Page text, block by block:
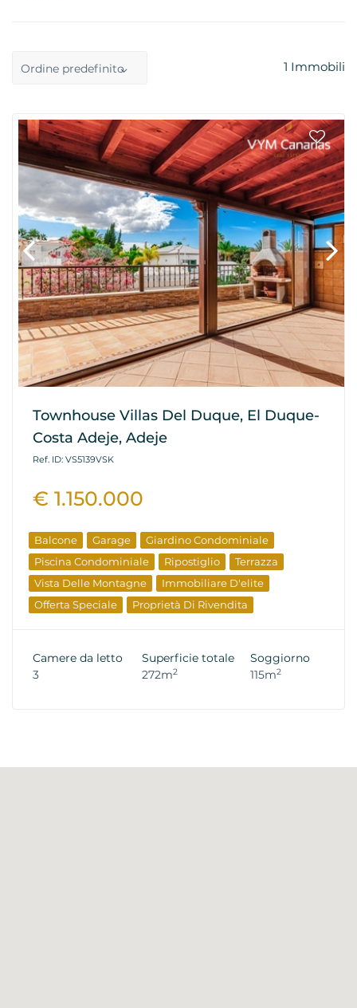
Ordine predefinito 1 Immobili
Townhouse Villas Del Duque, El Duque-
Costa Adeje, Adeje
Ref. ID: VS5139VSK
€ 1.150.000
Balcone Garage
Giardino Condominiale
Piscina Condominiale
Ripostiglio
Terrazza
Vista Delle Montagne
Immobiliare D'elite
Offerta Speciale
Proprietà Di Rivendita
Camere da letto
3
Superficie totale
272m2
Soggiorno
115m2